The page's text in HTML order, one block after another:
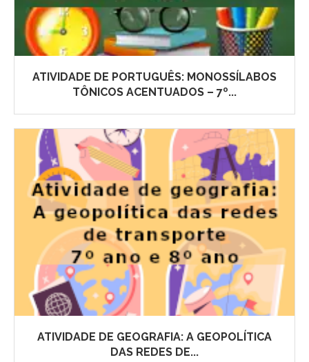
ATIVIDADE DE PORTUGUÊS: MONOSSÍLABOS
TÔNICOS ACENTUADOS – 7º...
ATIVIDADE DE GEOGRAFIA: A GEOPOLÍTICA
DAS REDES DE...